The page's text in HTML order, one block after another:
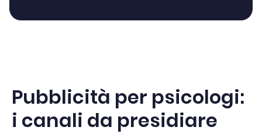
Pubblicità per psicologi:
i canali da presidiare